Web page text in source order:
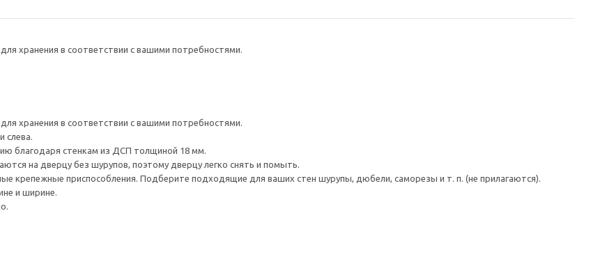
хранения в соответствии с вашими потребностями.
хранения в соответствии с вашими потребностями.
слева.
благодаря стенкам из ДСП толщиной 18 мм.
на дверцу без шурупов, поэтому дверцу легко снять и помыть.
крепежные приспособления. Подберите подходящие для ваших стен шурупы, дюбели, саморезы и т. п. (не прилагаются).
и ширине.